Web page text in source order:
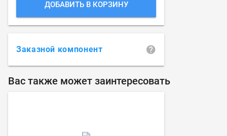
ДОБАВИТЬ В КОРЗИНУ
Заказной компонент
Вас также может заинтересовать